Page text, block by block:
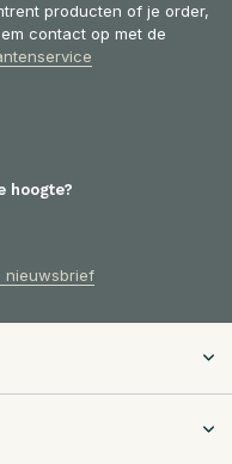
producten of je order,
contact op met de
hoogte?
nieuwsbrief